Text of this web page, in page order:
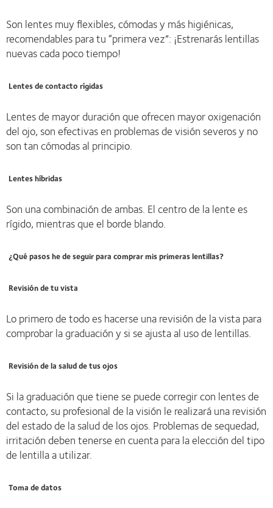
Son lentes muy flexibles, cómodas y más higiénicas,
recomendables para tu “primera vez”: ¡Estrenarás lentillas
nuevas cada poco tiempo!
Lentes de contacto rígidas
Lentes de mayor duración que ofrecen mayor oxigenación
del ojo, son efectivas en problemas de visión severos y no
son tan cómodas al principio.
Lentes híbridas
Son una combinación de ambas. El centro de la lente es
rígido, mientras que el borde blando.
¿Qué pasos he de seguir para comprar mis primeras lentillas?
Revisión de tu vista
Lo primero de todo es hacerse una revisión de la vista para
comprobar la graduación y si se ajusta al uso de lentillas.
Revisión de la salud de tus ojos
Si la graduación que tiene se puede corregir con lentes de
contacto, su profesional de la visión le realizará una revisión
del estado de la salud de los ojos. Problemas de sequedad,
irritación deben tenerse en cuenta para la elección del tipo
de lentilla a utilizar.
Toma de datos